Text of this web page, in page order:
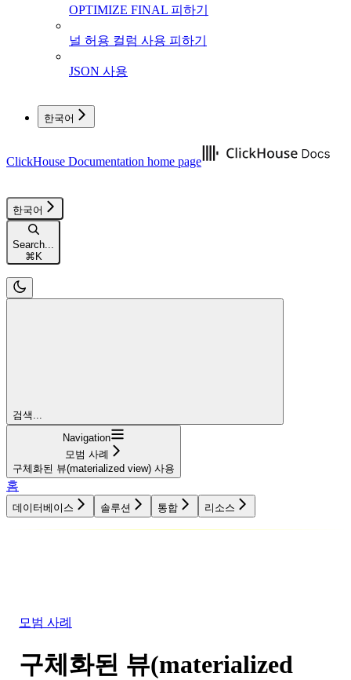
OPTIMIZE FINAL 피하기
널 허용 컬럼 사용 피하기
JSON 사용
한국어
ClickHouse Documentation home page
한국어
Search...
⌘ K
검색...
Navigation
모범 사례
구체화된 뷰(materialized view) 사용
홈
데이터베이스 솔루션 통합 리소스
모범 사례
구체화된 뷰(materialized